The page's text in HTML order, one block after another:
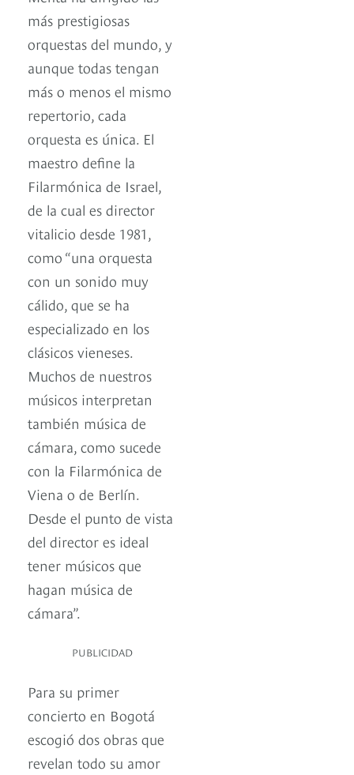
más prestigiosas
orquestas del mundo, y
aunque todas tengan
más o menos el mismo
repertorio, cada
orquesta es única. El
maestro define la
Filarmónica de Israel,
de la cual es director
vitalicio desde 1981,
como “una orquesta
con un sonido muy
cálido, que se ha
especializado en los
clásicos vieneses.
Muchos de nuestros
músicos interpretan
también música de
cámara, como sucede
con la Filarmónica de
Viena o de Berlín.
Desde el punto de vista
del director es ideal
tener músicos que
hagan música de
cámara”.
PUBLICIDAD
Para su primer
concierto en Bogotá
escogió dos obras que
revelan todo su amor